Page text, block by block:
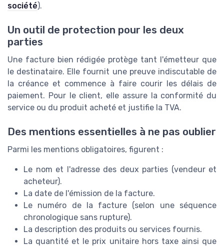
société).
Un outil de protection pour les deux
parties
Une facture bien rédigée protège tant l'émetteur que
le destinataire. Elle fournit une preuve indiscutable de
la créance et commence à faire courir les délais de
paiement. Pour le client, elle assure la conformité du
service ou du produit acheté et justifie la TVA.
Des mentions essentielles à ne pas oublier
Parmi les mentions obligatoires, figurent :
Le nom et l'adresse des deux parties (vendeur et
acheteur).
La date de l'émission de la facture.
Le numéro de la facture (selon une séquence
chronologique sans rupture).
La description des produits ou services fournis.
La quantité et le prix unitaire hors taxe ainsi que